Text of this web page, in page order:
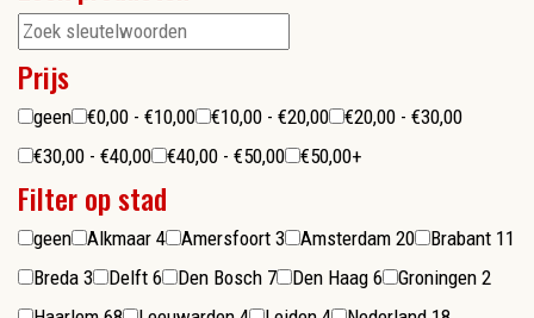
Prijs
geen €0,00 - €10,00 €10,00 - €20,00
€20,00 - €30,00
€30,00 - €40,00
€40,00 - €50,00 €50,00+
Filter op stad
geen Alkmaar 4 Amersfoort 3 Amsterdam 20 Brabant 11
Breda 3 Delft 6 Den Bosch 7 Den Haag 6 Groningen 2